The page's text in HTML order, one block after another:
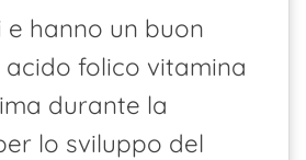
hanno un buon
folico vitamina
durante la
lo sviluppo del